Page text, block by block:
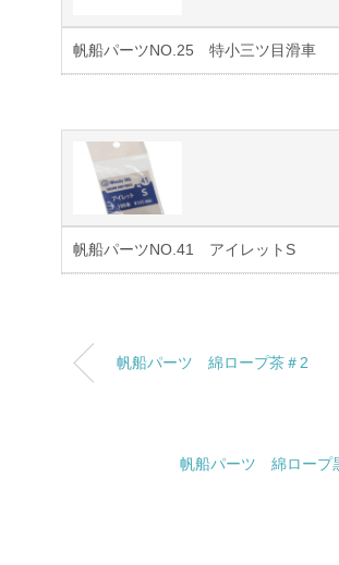
帆船パーツNO.25 特小三ツ目滑車
帆船パーツNO.41 アイレットS
帆船パーツ 綿ロープ茶＃2
帆船パーツ 綿ロープ